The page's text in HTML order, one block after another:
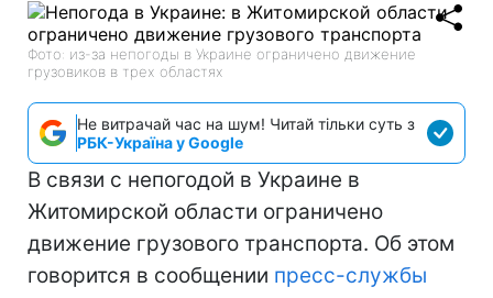
Фото: из-за непогоды в Украине ограничено движение
грузовиков в трех областях
Не витрачай час на шум! Читай тільки суть з
РБК-Україна у Google
В связи с непогодой в Украине в
Житомирской области ограничено
движение грузового транспорта. Об этом
говорится в сообщении пресс-службы